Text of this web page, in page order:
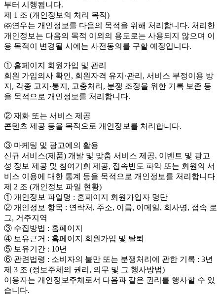
부터 시행됩니다.
제 1 조 (개인정보의 처리 목적)
㈜연우는 개인정보를 다음의 목적을 위해 처리합니다. 처리한
개인정보는 다음의 목적 이외의 용도로는 사용되지 않으며 이
용 목적이 변경될 시에는 사전동의를 구할 예정입니다.
① 홈페이지 회원가입 및 관리
회원 가입의사 확인, 회원자격 유지·관리, 서비스 부정이용 방
지, 각종 고지·통지, 고충처리, 분쟁 조정을 위한 기록 보존 등
을 목적으로 개인정보를 처리합니다.
② 재화 또는 서비스 제공
콘텐츠 제공 등을 목적으로 개인정보를 처리합니다.
③ 마케팅 및 광고에의 활용
신규 서비스(제품) 개발 및 맞춤 서비스 제공, 이벤트 및 광고
성 정보 제공 및 참여기회 제공, 접속빈도 파악 또는 회원의 서
비스 이용에 대한 통계 등을 목적으로 개인정보를 처리합니다
제 2 조 (개인정보 파일 현황)
① 개인정보 파일명 : 홈페이지 회원가입자 명단
② 개인정보 항목 : 연락처, 주소, 이름, 이메일, 회사명, 접속 로
그, 거주지역
③ 수집방법 : 홈페이지
④ 보유근거 : 홈페이지 회원가입 및 탈퇴
⑤ 보유기간 : 10년
⑥ 관련법령 : 소비자의 불만 또는 분쟁처리에 관한 기록 : 3년
제 3 조 (정보주체의 권리, 의무 및 그 행사방법)
이용자는 개인정보주체로서 다음과 같은 권리를 행사할 수 있
습니다.